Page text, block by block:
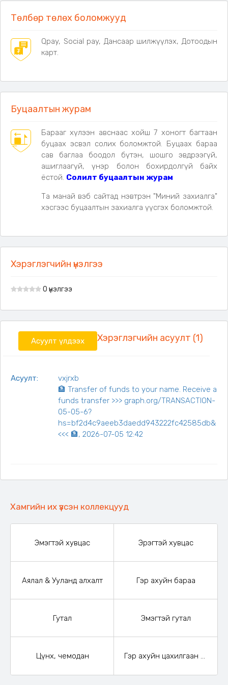
Төлбөр төлөх боломжууд
Qpay, Social pay, Дансаар шилжүүлэх, Дотоодын
карт.
Буцаалтын журам
Барааг хүлээн авснаас хойш 7 хоногт багтаан
буцаах эсвэл солих боломжтой. Буцаах бараа
сав баглаа боодол бүтэн, шошго эвдрээгүй,
ашиглаагүй, үнэр болон бохирдолгүй байх
ёстой. Солилт буцаалтын журам
Та манай вэб сайтад нэвтрэн "Миний захиалга"
хэсгээс буцаалтын захиалга үүсгэх боломжтой.
Хэрэглэгчийн үнэлгээ
0 үнэлгээ
Хэрэглэгчийн асуулт (1)
Асуулт үлдээх
Асуулт:
vxjrxb
🏦 Transfer of funds to your name. Receive a
funds transfer >>> graph.org/TRANSACTION-
05-05-6?
hs=bf2d4c9aeeb3daedd943222fc42585db&
<<< 🏦, 2026-07-05 12:42
Хамгийн их үзсэн коллекцууд
Эмэгтэй хувцас Эрэгтэй хувцас
Аялал & Ууланд алхалт Гэр ахуйн бараа
Гутал Эмэгтэй гутал
Цүнх, чемодан Гэр ахуйн цахилгаан бараа